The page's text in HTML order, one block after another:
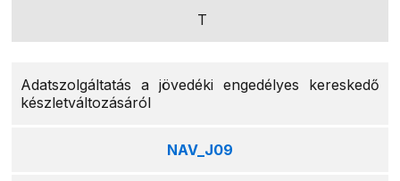
T
Adatszolgáltatás a jövedéki engedélyes kereskedő
készletváltozásáról
NAV_J09